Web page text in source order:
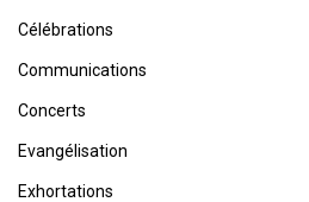
Célébrations
Communications
Concerts
Evangélisation
Exhortations